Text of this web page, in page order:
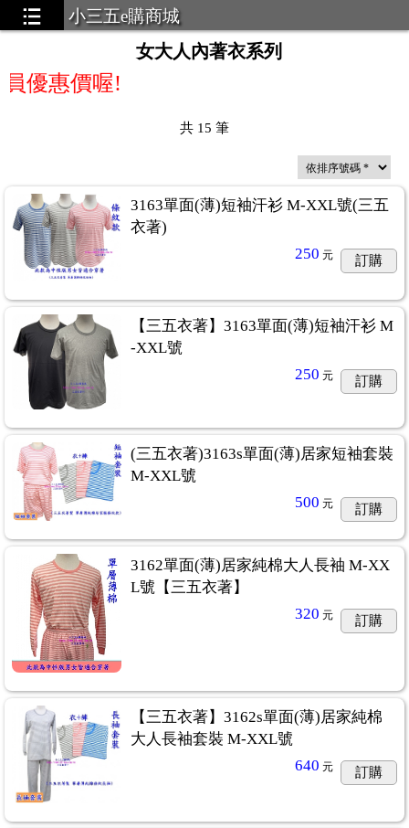
小三五e購商城
女大人內著衣系列
優惠價喔!
共 15 筆
3163單面(薄)短袖汗衫 M-XXL號(三五
衣著)
250 元 訂購
【三五衣著】3163單面(薄)短袖汗衫 M
-XXL號
250 元 訂購
(三五衣著)3163s單面(薄)居家短袖套裝
M-XXL號
500 元 訂購
3162單面(薄)居家純棉大人長袖 M-XX
L號【三五衣著】
320 元 訂購
【三五衣著】3162s單面(薄)居家純棉
大人長袖套裝 M-XXL號
640 元 訂購